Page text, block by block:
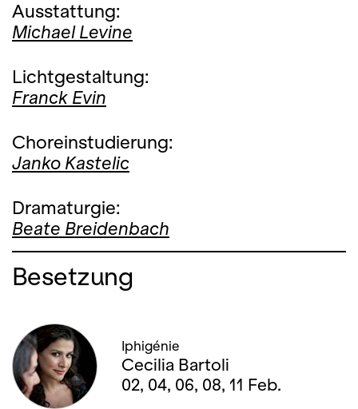
Ausstattung:
Michael Levine
Lichtgestaltung:
Franck Evin
Choreinstudierung:
Janko Kastelic
Dramaturgie:
Beate Breidenbach
Besetzung
Iphigénie
Cecilia Bartoli
02, 04, 06, 08, 11 Feb.